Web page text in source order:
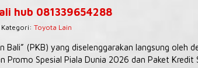
hub 081339654288
Toyota Lain
(PKB) yang diselenggarakan langsung oleh
Spesial Piala Dunia 2026 dan Paket Kredit